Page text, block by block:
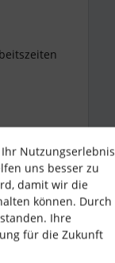
Nutzungserlebnis
uns besser zu
damit wir die
können. Durch
Ihre
für die Zukunft